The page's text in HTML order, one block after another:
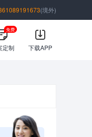
(境外)
定制
免费
下载APP